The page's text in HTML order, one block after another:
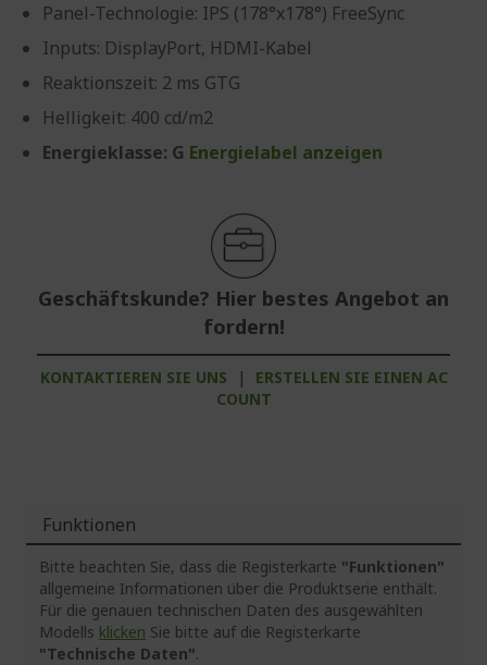
Panel-Technologie: IPS (178°x178°) FreeSync
Inputs: DisplayPort, HDMI-Kabel
Reaktionszeit: 2 ms GTG
Helligkeit: 400 cd/m2
Energieklasse: G Energielabel anzeigen
Geschäftskunde? Hier bestes Angebot an
fordern!
KONTAKTIEREN SIE UNS |
ERSTELLEN SIE EINEN AC
COUNT
Funktionen
Bitte beachten Sie, dass die Registerkarte "Funktionen"
allgemeine Informationen über die Produktserie enthält.
Für die genauen technischen Daten des ausgewählten
Modells klicken Sie bitte auf die Registerkarte
"Technische Daten".